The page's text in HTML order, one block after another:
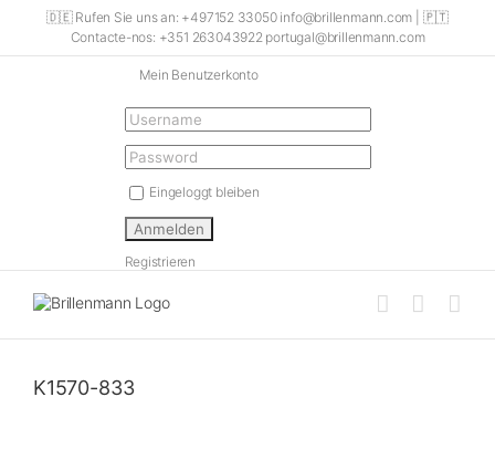
🇩🇪 Rufen Sie uns an: +497152 33050 info@brillenmann.com | 🇵🇹
Contacte-nos: +351 263043922 portugal@brillenmann.com
Mein Benutzerkonto
Eingeloggt bleiben
Registrieren
K1570-833